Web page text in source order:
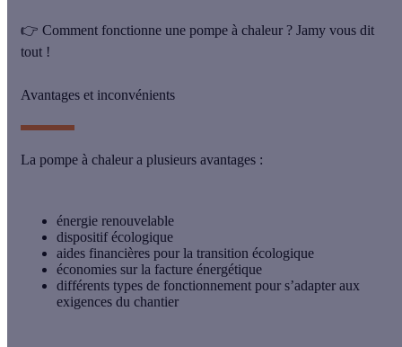
👉 Comment fonctionne une pompe à chaleur ? Jamy vous dit
tout !
Avantages et inconvénients
La pompe à chaleur a plusieurs avantages :
énergie renouvelable
dispositif écologique
aides financières pour la transition écologique
économies sur la facture énergétique
différents types de fonctionnement pour s’adapter aux
exigences du chantier